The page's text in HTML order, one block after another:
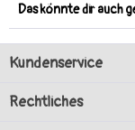
Das könnte dir auch
Kundenservice
Rechtliches